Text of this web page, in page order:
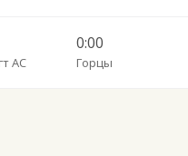
АС
0:00
Горцы